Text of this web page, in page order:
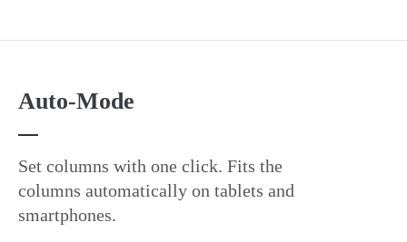
Support
24h / 365days
Auto-Mode
Set columns with one click. Fits the
columns automatically on tablets and
smartphones.